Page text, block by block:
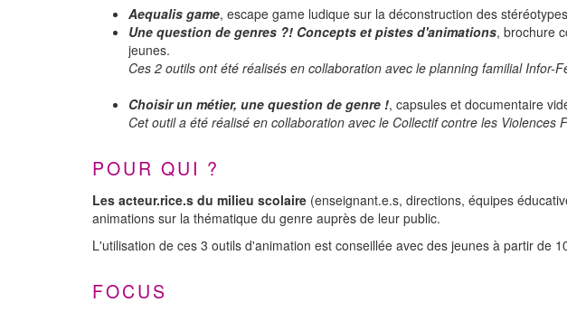
Aequalis game, escape game ludique sur la déconstruction des
Une question de genres ?! Concepts et pistes d'animations, brochure
jeunes.
Ces 2 outils ont été réalisés en collaboration avec le planning familial Infor-
Choisir un métier, une question de genre !, capsules et documentaire
Cet outil a été réalisé en collaboration avec le Collectif contre les
POUR QUI ?
Les acteur.rice.s du milieu scolaire (enseignant.e.s, directions, équipes
animations sur la thématique du genre auprès de leur public.
L'utilisation de ces 3 outils d'animation est conseillée avec des jeunes à partir de
FOCUS